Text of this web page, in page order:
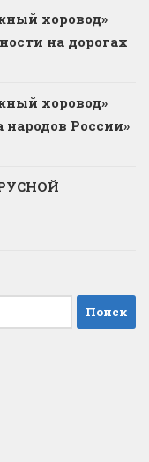
хоровод»
на дорогах
хоровод»
народов России»